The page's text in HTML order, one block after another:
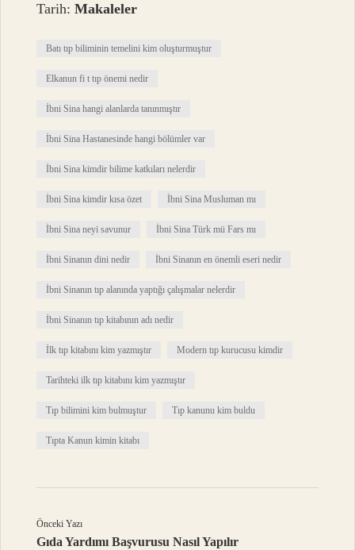
Tarih:Makaleler
Batı tıp biliminin temelini kim oluşturmuştur
Elkanun fi t tıp önemi nedir
İbni Sina hangi alanlarda tanınmıştır
İbni Sina Hastanesinde hangi bölümler var
İbni Sina kimdir bilime katkıları nelerdir
İbni Sina kimdir kısa özet İbni Sina Musluman mı
İbni Sina neyi savunur İbni Sina Türk mü Fars mı
İbni Sinanın dini nedir İbni Sinanın en önemli eseri nedir
İbni Sinanın tıp alanında yaptığı çalışmalar nelerdir
İbni Sinanın tıp kitabının adı nedir
İlk tıp kitabını kim yazmıştır Modern tıp kurucusu kimdir
Tarihteki ilk tıp kitabını kim yazmıştır
Tıp bilimini kim bulmuştur Tıp kanunu kim buldu
Tıpta Kanun kimin kitabı
Önceki Yazı
Gıda Yardımı Başvurusu Nasıl Yapılır